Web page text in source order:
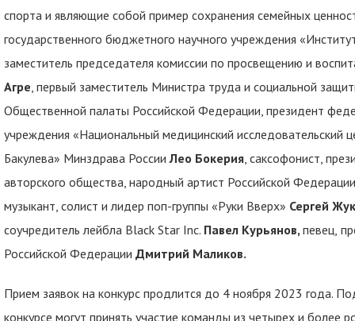
спорта и являющие собой пример сохранения семейных
государственного бюджетного научного учреждения
заместитель председателя комиссии по просвещению и
Агре, первый заместитель Министра труда и социальной
Общественной палаты Российской Федерации, президент
учреждения «Национальный медицинский исследовательский
Бакулева» Минздрава РоссииЛео Бокерия, саксофонист,
авторского общества, народный артист Российской
музыкант, солист и лидер поп-группы «Руки Вверх» Сергей
соучредитель лейбла Black Star Inc. Павел Курьянов, певец,
Российской Федерации Дмитрий Маликов.
Прием заявок на конкурс продлится до 4 ноября 2023 года.
конкурсе могут принять участие команды из четырех и более